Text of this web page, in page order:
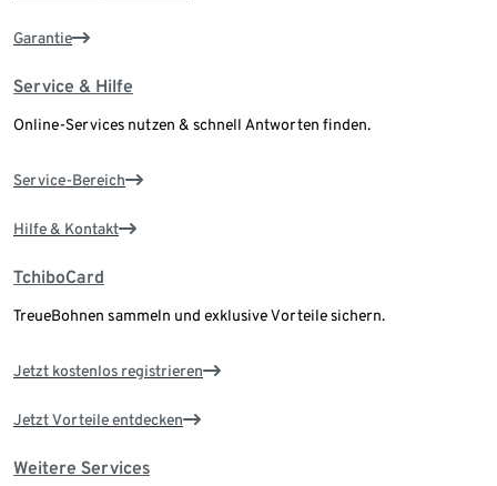
Garantie
Service & Hilfe
Online-Services nutzen & schnell Antworten finden.
Service-Bereich
Hilfe & Kontakt
TchiboCard
TreueBohnen sammeln und exklusive Vorteile sichern.
Jetzt kostenlos registrieren
Jetzt Vorteile entdecken
Weitere Services